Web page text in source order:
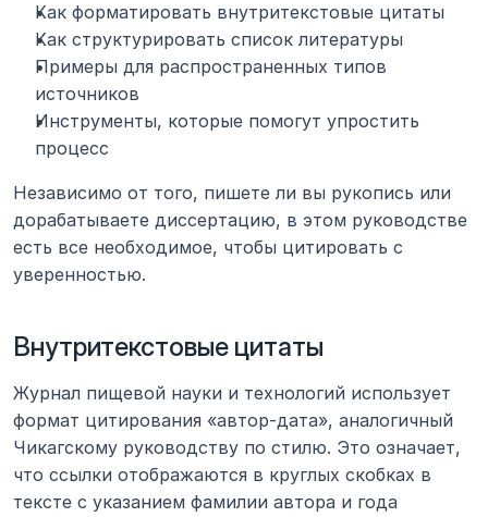
Как форматировать внутритекстовые цитаты
Как структурировать список литературы
Примеры для распространенных типов
источников
Инструменты, которые помогут упростить
процесс
Независимо от того, пишете ли вы рукопись или
дорабатываете диссертацию, в этом руководстве
есть все необходимое, чтобы цитировать с
уверенностью.
Внутритекстовые цитаты
Журнал пищевой науки и технологий использует
формат цитирования «автор-дата», аналогичный
Чикагскому руководству по стилю. Это означает,
что ссылки отображаются в круглых скобках в
тексте с указанием фамилии автора и года